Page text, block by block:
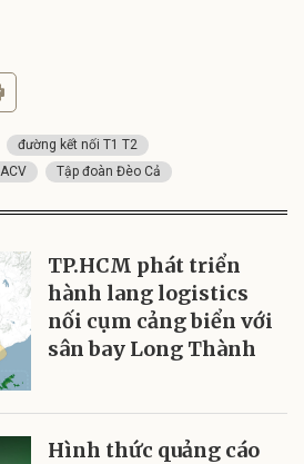
đường kết nối T1 T2
ACV Tập đoàn Đèo Cả
TP.HCM phát triển
hành lang logistics
nối cụm cảng biển với
sân bay Long Thành
Hình thức quảng cáo